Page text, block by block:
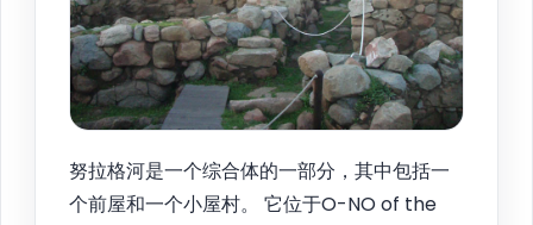
努拉格河是一个综合体的一部分，其中包括一
个前屋和一个小屋村。 它位于O-NO of the